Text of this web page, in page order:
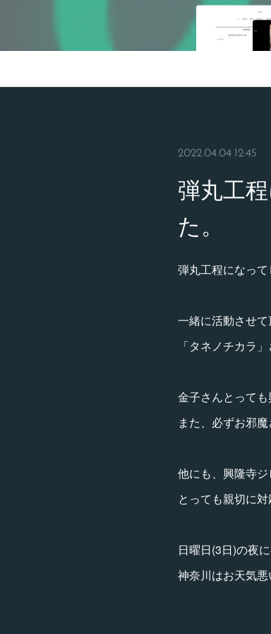
2022.04.04 12:45
弾丸工
た。
弾丸工程になって
一緒に活動させ
「タネノチカラ
金子さんとって
また、必ずお邪魔
他にも、興隆寺
とっても親切に
日曜日(3日)の夜
神奈川はお天気